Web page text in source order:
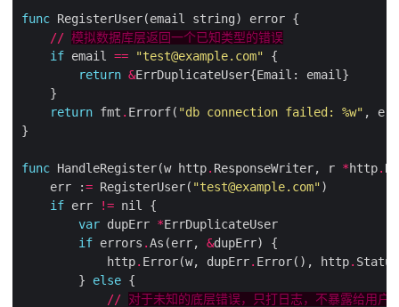
func
// 模拟数据库层返回一个已知类型的错误
if email == "test@example.com"
return &
return fmt . Errorf( "db connection failed: %w" ,
func HandleRegister(w http. ResponseWriter, r *http.
    err :
= RegisterUser( "test@example.com"
if err !=
var dupErr *
if errors .As(err, &
            http
. Error(w, dupErr. Error(), http.
        }
else
// 对于未知的底层错误，只打日志，不暴露给用户